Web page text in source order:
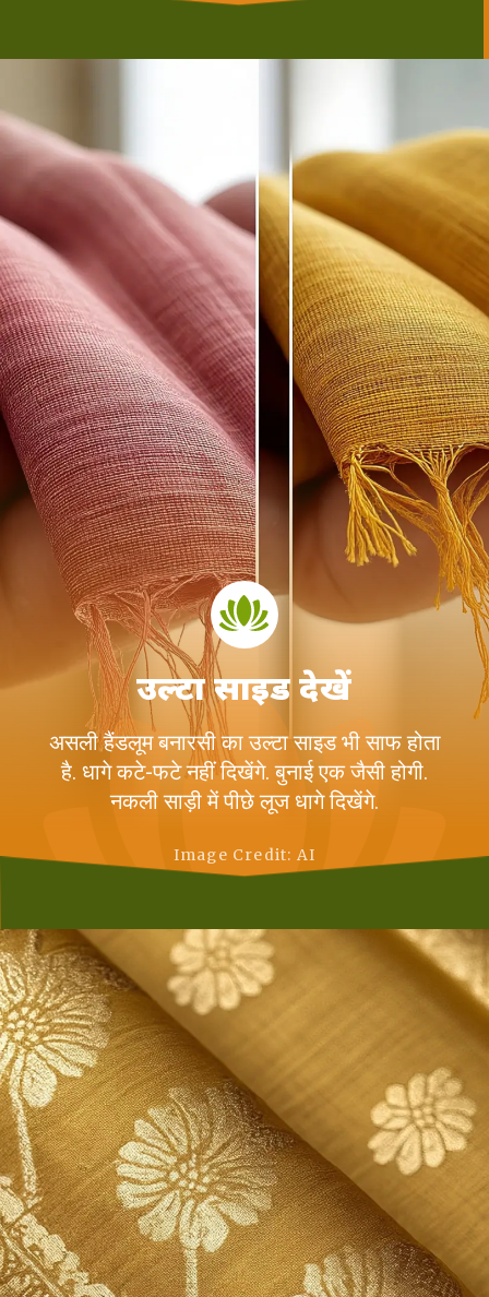
उल्टा साइड देखें
असली हैंडलूम बनारसी का उल्टा साइड भी साफ होता
है. धागे कटे-फटे नहीं दिखेंगे. बुनाई एक जैसी होगी.
नकली साड़ी में पीछे लूज धागे दिखेंगे.
Image Credit: AI